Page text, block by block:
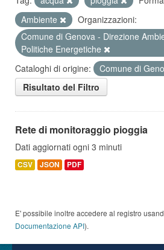
Ambiente
Organizzazioni:
Comune di Genova - Direzione
Politiche Energetiche
Cataloghi di origine:
Comune di
Risultato del Filtro
Rete di monitoraggio pioggia
Dati aggiornati ogni 3 minuti
CSV JSON PDF
E' possibile inoltre accedere al registro
Documentazione API).